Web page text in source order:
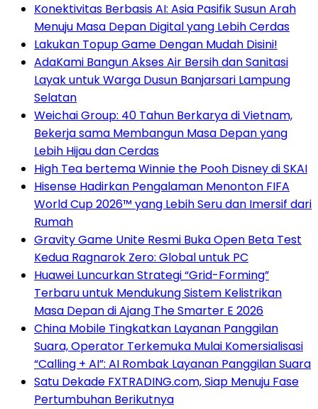
Konektivitas Berbasis AI: Asia Pasifik Susun Arah
Menuju Masa Depan Digital yang Lebih Cerdas
Lakukan Topup Game Dengan Mudah Disini!
AdaKami Bangun Akses Air Bersih dan Sanitasi
Layak untuk Warga Dusun Banjarsari Lampung
Selatan
Weichai Group: 40 Tahun Berkarya di Vietnam,
Bekerja sama Membangun Masa Depan yang
Lebih Hijau dan Cerdas
High Tea bertema Winnie the Pooh Disney di SKAI
Hisense Hadirkan Pengalaman Menonton FIFA
World Cup 2026™ yang Lebih Seru dan Imersif dari
Rumah
Gravity Game Unite Resmi Buka Open Beta Test
Kedua Ragnarok Zero: Global untuk PC
Huawei Luncurkan Strategi “Grid-Forming”
Terbaru untuk Mendukung Sistem Kelistrikan
Masa Depan di Ajang The Smarter E 2026
China Mobile Tingkatkan Layanan Panggilan
Suara, Operator Terkemuka Mulai Komersialisasi
“Calling + AI”: AI Rombak Layanan Panggilan Suara
Satu Dekade FXTRADING.com, Siap Menuju Fase
Pertumbuhan Berikutnya